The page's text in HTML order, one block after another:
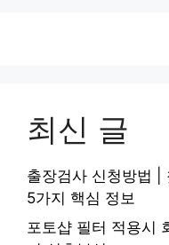
최신 글
출장검사 신청방법 |
5가지 핵심 정보
포토샵 필터 적용시